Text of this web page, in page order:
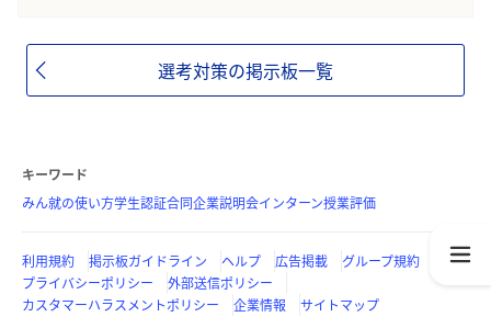
選考対策の掲示板一覧
キーワード
みん就の使い方学生認証合同企業説明会インターン授業評価
利用規約 掲示板ガイドライン ヘルプ 広告掲載
グループ規約
プライバシーポリシー
外部送信ポリシー
カスタマーハラスメントポリシー
企業情報 サイトマップ